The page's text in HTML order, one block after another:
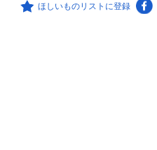
ほしいものリストに登録